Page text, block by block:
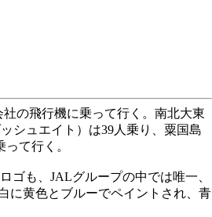
の飛行機に乗って行く。南北大東
シュエイト）は39人乗り、粟国島
て行く。
ゴも、JALグループの中では唯一、
に黄色とブルーでペイントされ、青